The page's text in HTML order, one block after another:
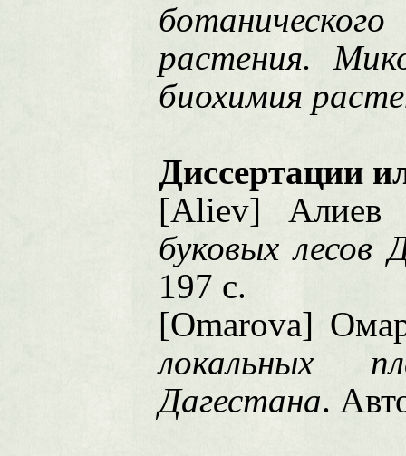
растения.
биохимия
Диссертации
[Aliev]
буковых лесов
197 с.
[Omarova]
локальных
Дагестана.